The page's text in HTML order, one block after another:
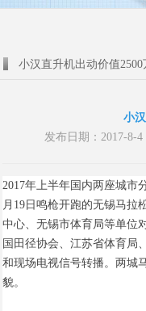
小汉直升机出动价值
小
发布日期：2017-8-
2017年上半年国内两座城
月19日鸣枪开跑的无锡马拉
中心、无锡市体育局等单位
国田径协会、江苏省体育局
和现场电视信号转播。两城
貌。